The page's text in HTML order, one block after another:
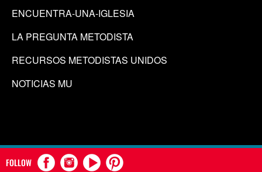
ENCUENTRA-UNA-IGLESIA
LA PREGUNTA METODISTA
RECURSOS METODISTAS UNIDOS
NOTICIAS MU
FOLLOW